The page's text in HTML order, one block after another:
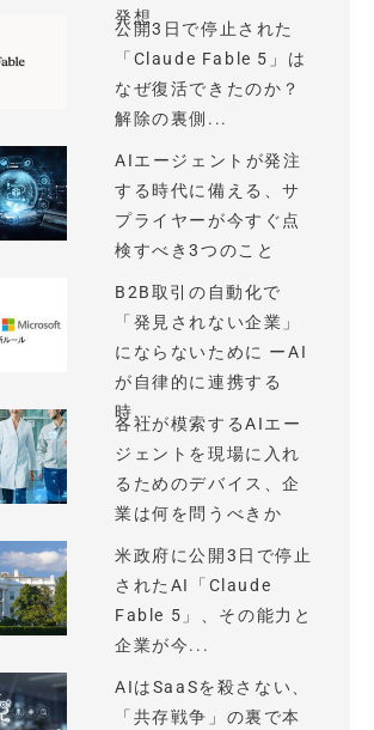
発想
公開3日で停止された
「Claude Fable 5」は
なぜ復活できたのか？
解除の裏側...
AIエージェントが発注
する時代に備える、サ
プライヤーが今すぐ点
検すべき3つのこと
B2B取引の自動化で
「発見されない企業」
にならないために ーAI
が自律的に連携する
時...
各社が模索するAIエー
ジェントを現場に入れ
るためのデバイス、企
業は何を問うべきか
米政府に公開3日で停止
されたAI「Claude
Fable 5」、その能力と
企業が今...
AIはSaaSを殺さない、
「共存戦争」の裏で本